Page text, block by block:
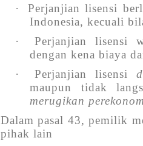
·
Perjanjian lisensi
Indonesia, kecuali
·
Perjanjian lisensi
dengan kena biaya
·
Perjanjian lisensi
maupun tidak
merugikan
Dalam pasal 43, pemilik
pihak lain